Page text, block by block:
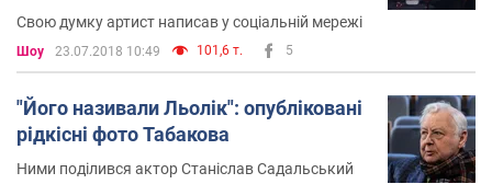
Свою думку артист написав у соціальній мережі
Шоу 23.07.2018 10:49 101,6 т. 5
"Його називали Льолік": опубліковані
рідкісні фото Табакова
Ними поділився актор Станіслав Садальський